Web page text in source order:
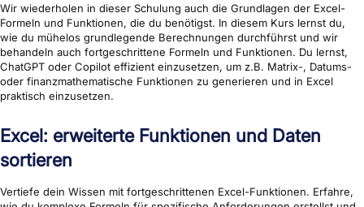
Wir wiederholen in dieser Schulung auch die Grundlagen der Excel-
Formeln und Funktionen, die du benötigst. In diesem Kurs lernst du,
wie du mühelos grundlegende Berechnungen durchführst und wir
behandeln auch fortgeschrittene Formeln und Funktionen. Du lernst,
ChatGPT oder Copilot effizient einzusetzen, um z.B. Matrix-, Datums-
oder finanzmathematische Funktionen zu generieren und in Excel
praktisch einzusetzen.
Excel: erweiterte Funktionen und Daten
sortieren
Vertiefe dein Wissen mit fortgeschrittenen Excel-Funktionen. Erfahre,